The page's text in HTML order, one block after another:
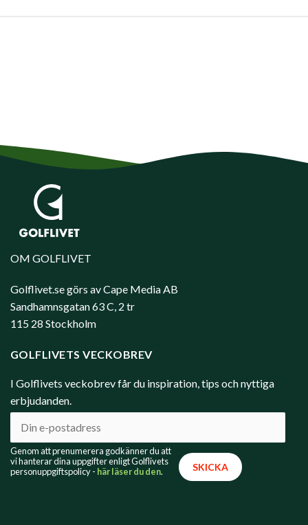
OM GOLFLIVET
Golflivet.se görs av Cape Media AB
Sandhamnsgatan 63 C, 2 tr
115 28 Stockholm
GOLFLIVETS VECKOBREV
I Golflivets veckobrev får du inspiration, tips och nyttiga
erbjudanden.
Genom att prenumerera godkänner du att
vi hanterar dina uppgifter enligt Golflivets
personuppgiftspolicy - här läser du den.